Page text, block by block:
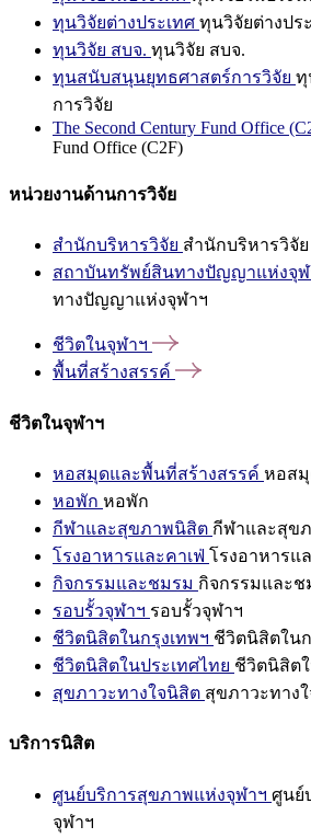
ทุนวิจัยต่างประเทศ ทุนวิจัยต่างปร
ทุนวิจัย สบจ. ทุนวิจัย สบจ.
ทุนสนับสนุนยุทธศาสตร์การวิจัย ทุ
การวิจัย
The Second Century Fund Office
Fund Office (C2F)
หน่วยงานด้านการวิจัย
สำนักบริหารวิจัย สำนักบริหารวิจัย
สถาบันทรัพย์สินทางปัญญาแห่งจุฬ
ทางปัญญาแห่งจุฬาฯ
ชีวิตในจุฬาฯ
พื้นที่สร้างสรรค์
ชีวิตในจุฬาฯ
หอสมุดและพื้นที่สร้างสรรค์ หอสมุ
หอพัก หอพัก
กีฬาและสุขภาพนิสิต กีฬาและสุข
โรงอาหารและคาเฟ่ โรงอาหารแ
กิจกรรมและชมรม กิจกรรมและช
รอบรั้วจุฬาฯ รอบรั้วจุฬาฯ
ชีวิตนิสิตในกรุงเทพฯ ชีวิตนิสิตใน
ชีวิตนิสิตในประเทศไทย ชีวิตนิสิต
สุขภาวะทางใจนิสิต สุขภาวะทาง
บริการนิสิต
ศูนย์บริการสุขภาพแห่งจุฬาฯ ศูนย์
จุฬาฯ